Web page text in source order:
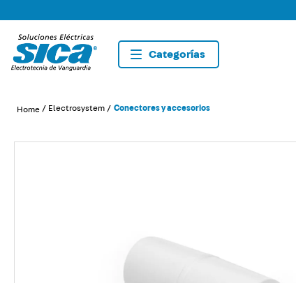
Electrosystem Conectores y accesorios